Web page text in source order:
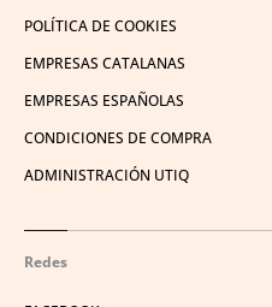
POLÍTICA DE COOKIES
EMPRESAS CATALANAS
EMPRESAS ESPAÑOLAS
CONDICIONES DE COMPRA
ADMINISTRACIÓN UTIQ
Redes